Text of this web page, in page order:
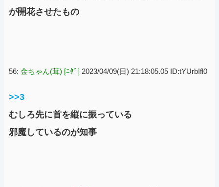
が開花させたもの
56: 金ちゃん(茸) [ﾆﾀﾞ] 2023/04/09(日) 21:18:05.05 ID:tYUrbIfl0
>>3
むしろ先に首を縦に振っている
邪魔しているのが知事